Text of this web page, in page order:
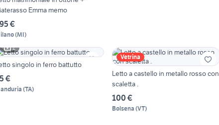
Emma memo
€
(MI)
2
singolo in ferro battutto
€
(TA)
Vetrina
Letto a castello in metallo rosso con
scaletta .
100 €
Bolsena (VT)